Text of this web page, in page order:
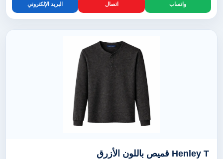
واتساب اتصال البريد الإلكتروني
Henley T قميص باللون الأزرق